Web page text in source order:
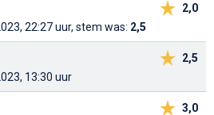
2,0
22:27 uur, stem was: 2,5
2,5
13:30 uur
3,0